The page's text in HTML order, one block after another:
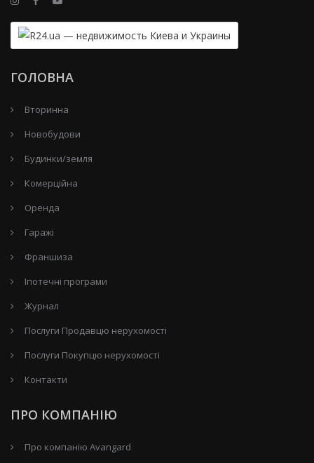
ГОЛОВНА
Вторинна
Новобудови
Будинки/земля
Комерційна
Оренда
Гаражі
Франшиза
Іпотечні програми
Журнал
Послуги Продавцю нерухомості
Послуги Покупцю нерухомості
Контакти
ПРО КОМПАНІЮ
Про компанію Avangard